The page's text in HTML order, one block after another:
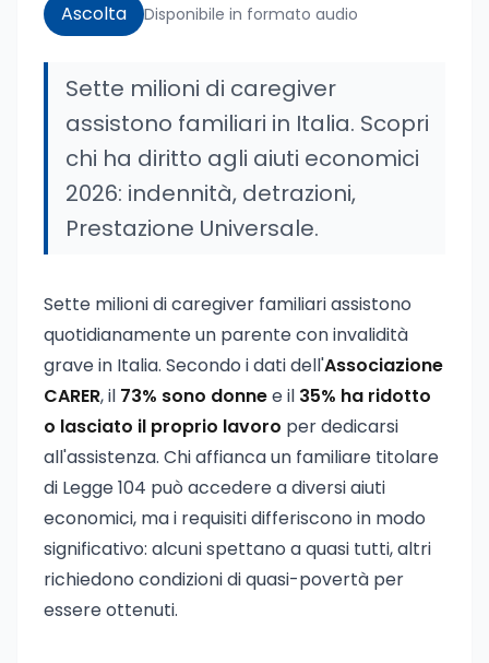
Ascolta Disponibile in formato audio
Sette milioni di caregiver
assistono familiari in Italia. Scopri
chi ha diritto agli aiuti economici
2026: indennità, detrazioni,
Prestazione Universale.
Sette milioni di caregiver familiari assistono
quotidianamente un parente con invalidità
grave in Italia. Secondo i dati dell'Associazione
CARER, il 73% sono donnee il 35% ha ridotto
o lasciato il proprio lavoro per dedicarsi
all'assistenza. Chi affianca un familiare titolare
di Legge 104 può accedere a diversi aiuti
economici, ma i requisiti differiscono in modo
significativo: alcuni spettano a quasi tutti, altri
richiedono condizioni di quasi-povertà per
essere ottenuti.